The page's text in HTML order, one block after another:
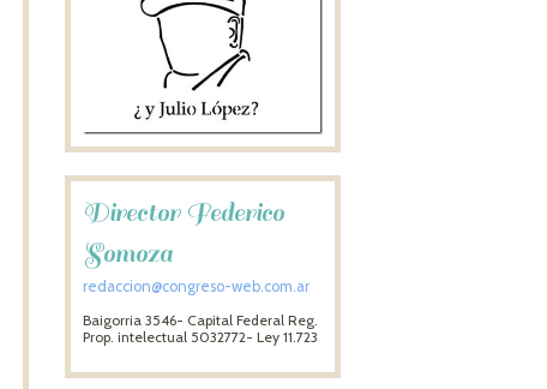
Director Federico
Somoza
redaccion@congreso-web.com.ar
Baigorria 3546- Capital Federal Reg.
Prop. intelectual 5032772- Ley 11.723